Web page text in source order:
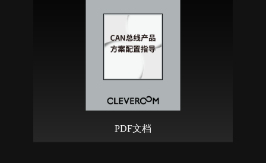
PDF文档